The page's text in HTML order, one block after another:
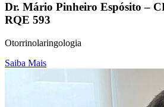
Dr. Mário Pinheiro Espósito –
RQE 593
Otorrinolaringologia
Saiba Mais